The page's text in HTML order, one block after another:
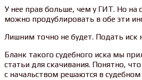
У нее прав больше, чем у ГИТ. Но на
можно продублировать в обе эти
Лишним точно не будет. Подать иск
Бланк такого судебного иска мы
статьи для скачивания. Понятно, что
с начальством решаются в